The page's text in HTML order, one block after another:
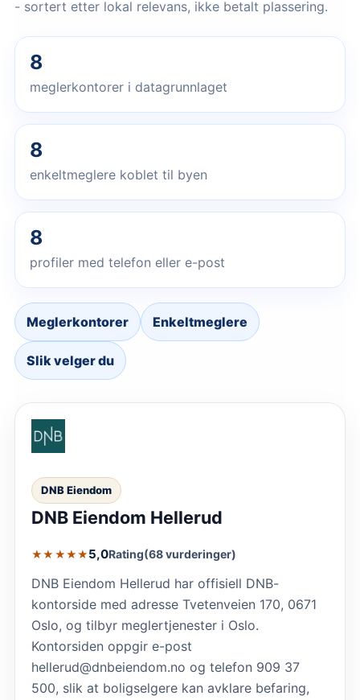
- sortert etter lokal relevans, ikke betalt plassering.
8
meglerkontorer i datagrunnlaget
8
enkeltmeglere koblet til byen
8
profiler med telefon eller e-post
Meglerkontorer Enkeltmeglere
Slik velger du
DNB Eiendom
DNB Eiendom Hellerud
★★★★★5,0Rating(68 vurderinger)
DNB Eiendom Hellerud har offisiell DNB-
kontorside med adresse Tvetenveien 170, 0671
Oslo, og tilbyr meglertjenester i Oslo.
Kontorsiden oppgir e-post
hellerud@dnbeiendom.no og telefon 909 37
500, slik at boligselgere kan avklare befaring,